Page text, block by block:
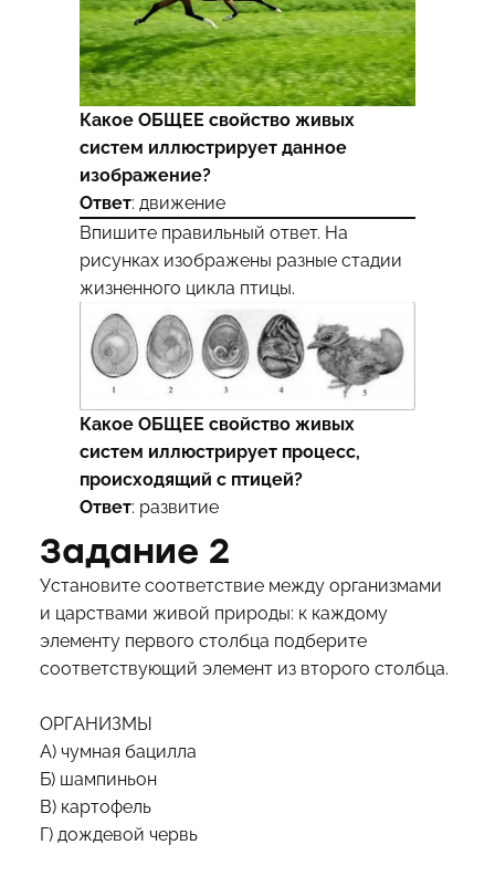
Какое ОБЩЕЕ свойство живых
систем иллюстрирует данное
изображение?
Ответ: движение
Впишите правильный ответ. На
рисунках изображены разные стадии
жизненного цикла птицы.
Какое ОБЩЕЕ свойство живых
систем иллюстрирует процесс,
происходящий с птицей?
Ответ: развитие
Задание 2
Установите соответствие между организмами
и царствами живой природы: к каждому
элементу первого столбца подберите
соответствующий элемент из второго столбца.
ОРГАНИЗМЫ
А) чумная бацилла
Б) шампиньон
В) картофель
Г) дождевой червь